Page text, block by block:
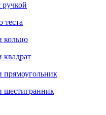
ручкой
теста
кольцо